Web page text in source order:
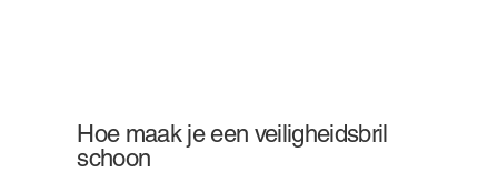
Hoe maak je een veiligheidsbril
schoon